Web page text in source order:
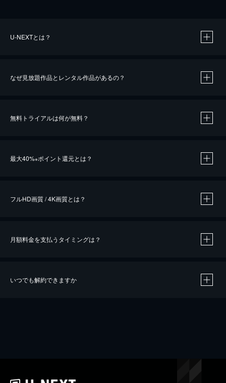
U-NEXTとは？
なぜ見放題作品とレンタル作品があるの？
無料トライアルは何が無料？
最大40%※ポイント還元とは？
※40％ポイント還元の対象は、クレジットカード決済による作品の購入 / レンタルです。
iOSアプリのUコイン決済による作品の購入 / レンタルは、20％のポイント還元です。
フルHD画質 / 4K画質とは？
月額料金を支払うタイミングは？
いつでも解約できますか